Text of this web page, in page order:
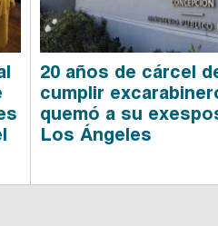
20 años de cárcel
cumplir
quemó a su
Los Ángeles